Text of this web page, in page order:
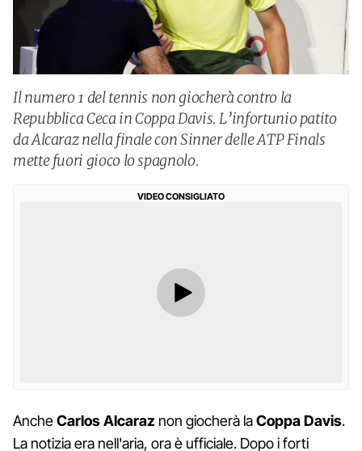
Il numero 1 del tennis non giocherà contro la
Repubblica Ceca in Coppa Davis. L’infortunio patito
da Alcaraz nella finale con Sinner delle ATP Finals
mette fuori gioco lo spagnolo.
VIDEO CONSIGLIATO
AncheCarlos Alcaraz non giocherà laCoppa Davis.
La notizia era nell'aria, ora è ufficiale. Dopo i forti